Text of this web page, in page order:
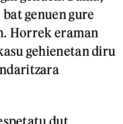
genuen gure
Horrek eraman
gehienetan diru
dut.